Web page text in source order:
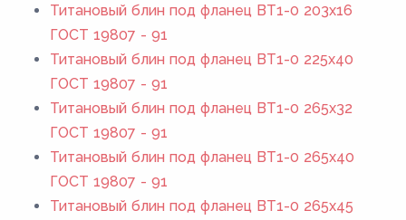
Титановый блин под фланец ВТ1-0 203x16
ГОСТ 19807 - 91
Титановый блин под фланец ВТ1-0 225x40
ГОСТ 19807 - 91
Титановый блин под фланец ВТ1-0 265x32
ГОСТ 19807 - 91
Титановый блин под фланец ВТ1-0 265x40
ГОСТ 19807 - 91
Титановый блин под фланец ВТ1-0 265x45